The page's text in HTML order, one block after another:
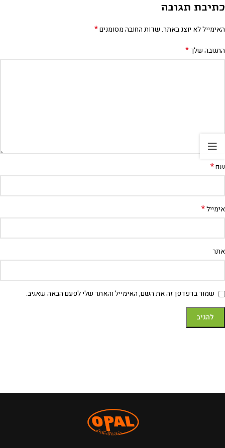
כתיבת תגובה
האימייל לא יוצג באתר.שדות החובה מסומנים*
התגובה שלך*
שם*
אימייל*
אתר
שמור בדפדפן זה את השם, האימייל והאתר שלי לפעם הבאה שאגיב.